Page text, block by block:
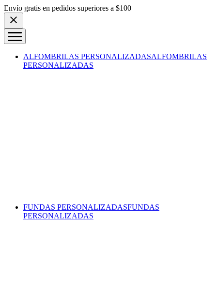
Skip to content
Envío gratis en pedidos superiores a $100
ALFOMBRILAS PERSONALIZADASALFOMBRILAS
PERSONALIZADAS
FUNDAS PERSONALIZADASFUNDAS
PERSONALIZADAS